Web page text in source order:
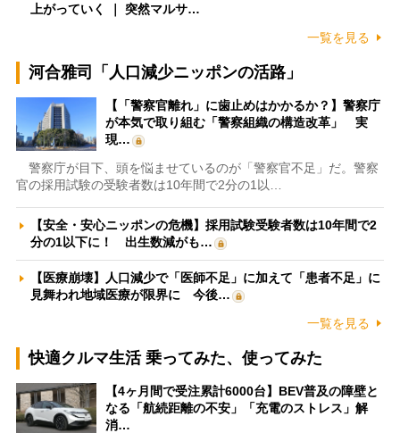
上がっていく ｜ 突然マルサ…
一覧を見る
河合雅司「人口減少ニッポンの活路」
【「警察官離れ」に歯止めはかかるか？】警察庁
が本気で取り組む「警察組織の構造改革」 実
現…
警察庁が目下、頭を悩ませているのが「警察官不足」だ。警察
官の採用試験の受験者数は10年間で2分の1以…
【安全・安心ニッポンの危機】採用試験受験者数は10年間で2
分の1以下に！ 出生数減がも…
【医療崩壊】人口減少で「医師不足」に加えて「患者不足」に
見舞われ地域医療が限界に 今後…
一覧を見る
快適クルマ生活 乗ってみた、使ってみた
【4ヶ月間で受注累計6000台】BEV普及の障壁と
なる「航続距離の不安」「充電のストレス」解
消…